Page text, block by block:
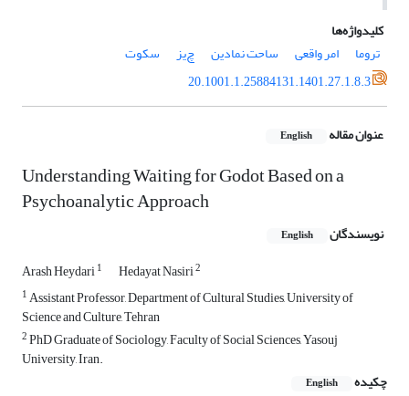
کلیدواژه‌ها
تروما
امر واقعی ساحت نمادین چ‌یز
سکوت
20.1001.1.25884131.1401.27.1.8.3
عنوان مقاله English
Understanding Waiting for Godot Based on a
Psychoanalytic Approach
نویسندگان English
Arash Heydari1 Hedayat Nasiri2
1Assistant Professor, Department of Cultural Studies, University of
Science and Culture, Tehran
2PhD Graduate of Sociology, Faculty of Social Sciences, Yasouj
University, Iran.
چکیده
English